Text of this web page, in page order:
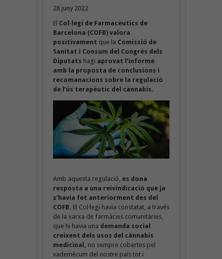
28 juny 2022
El Col·legi de Farmacèutics de
Barcelona (COFB) valora
positivament que la Comissió de
Sanitat i Consum del Congrés dels
Diputats hagi aprovat l’informe
amb la proposta de conclusions i
recomanacions sobre la regulació
de l’ús terapèutic del cànnabis.
Amb aquesta regulació, es dona
resposta a una reivindicació que ja
s’havia fet anteriorment des del
COFB. El Col·legi havia constatat, a través
de la xarxa de farmàcies comunitàries,
que hi havia una demanda social
creixent dels usos del cànnabis
medicinal, no sempre cobertes pel
vademècum del nostre país tot i